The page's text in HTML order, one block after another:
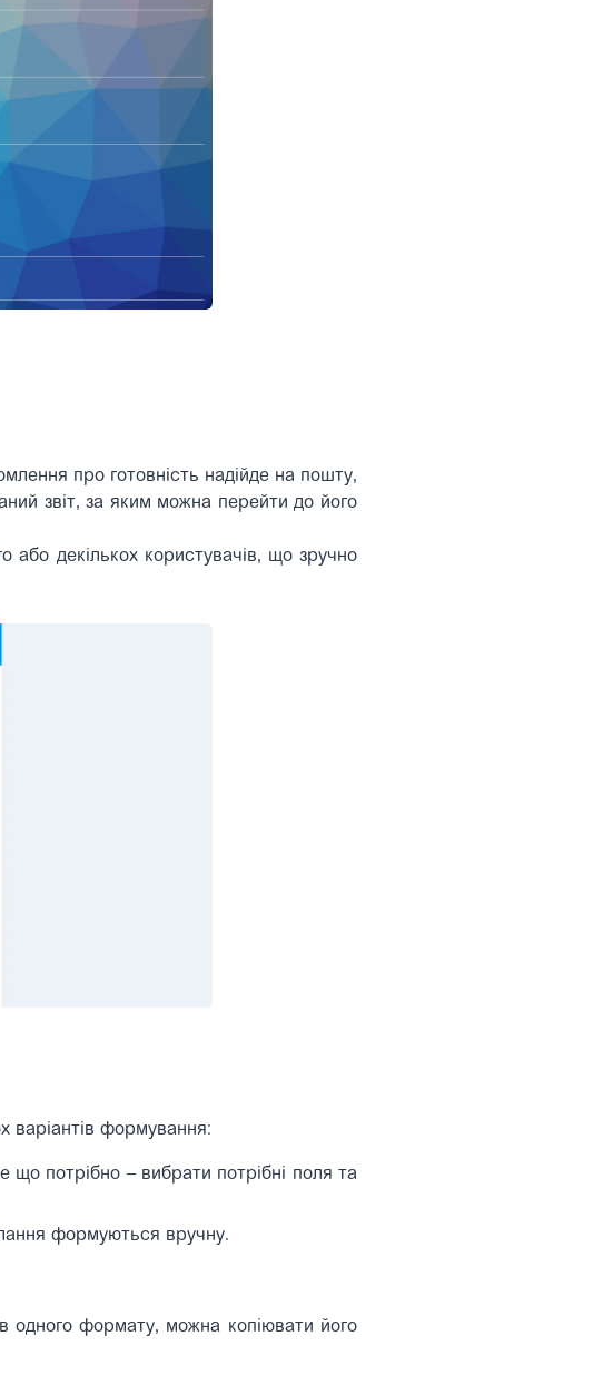
про готовність надійде на пошту,
звіт, за яким можна перейти до його
або декількох користувачів, що зручно
варіантів формування:
що потрібно – вибрати потрібні поля та
формуються вручну.
одного формату, можна копіювати його